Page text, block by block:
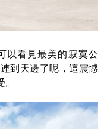
以看見最美的寂寞公
到天邊了呢，這震憾